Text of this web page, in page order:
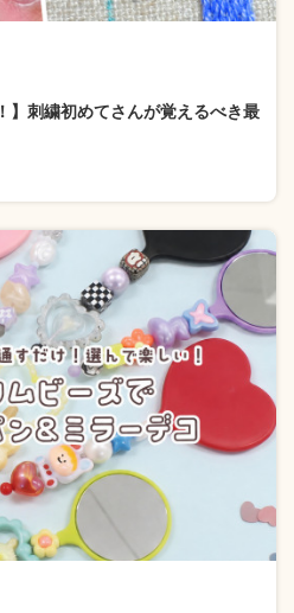
】刺繍初めてさんが覚えるべき最